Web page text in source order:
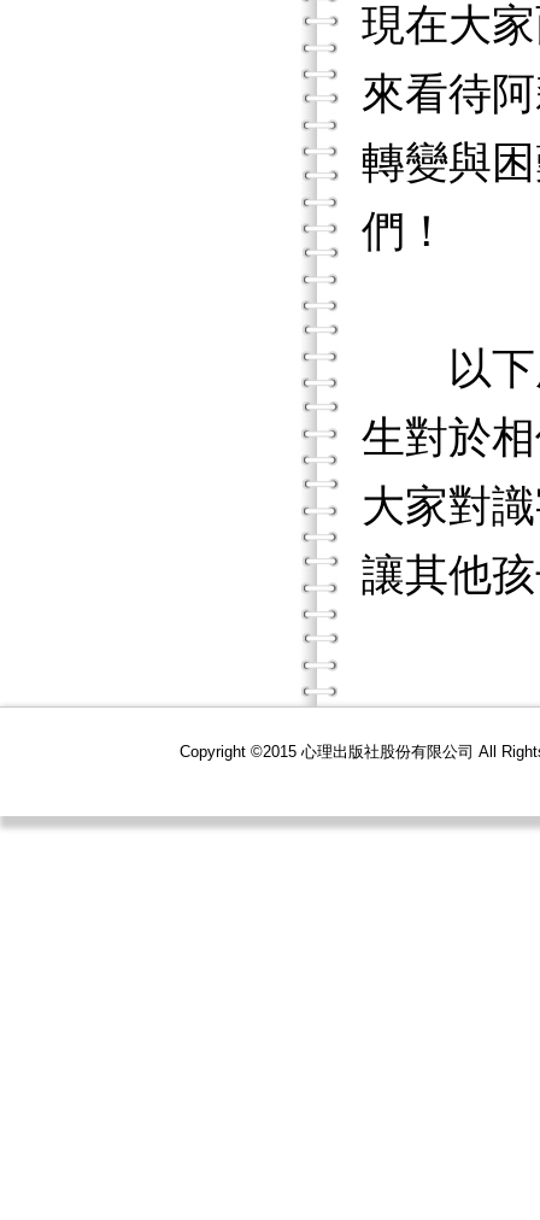
現在大
來看待
轉變與
們！
以下所
生對於
大家對
讓其他
Copyright ©2015 心理出版社股份有限公司 All